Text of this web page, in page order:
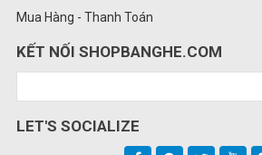
Mua Hàng - Thanh Toán
KẾT NỐI SHOPBANGHE.COM
LET'S SOCIALIZE